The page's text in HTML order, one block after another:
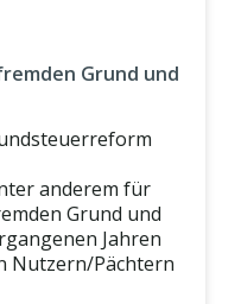
Grund und
anderem für
Grund und
Jahren
Nutzern/Pächtern